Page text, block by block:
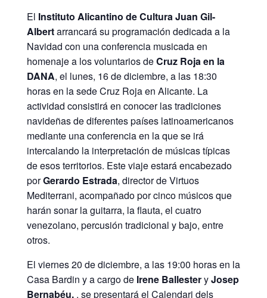
El Instituto Alicantino de Cultura Juan Gil-
Albertarrancará su programación dedicada a la
Navidad con una conferencia musicada en
homenaje a los voluntarios deCruz Roja en la
DANA, el lunes, 16 de diciembre, a las 18:30
horas en la sede Cruz Roja en Alicante. La
actividad consistirá en conocer las tradiciones
navideñas de diferentes países latinoamericanos
mediante una conferencia en la que se irá
intercalando la interpretación de músicas típicas
de esos territorios. Este viaje estará encabezado
porGerardo Estrada, director de Virtuos
Mediterrani, acompañado por cinco músicos que
harán sonar la guitarra, la flauta, el cuatro
venezolano, percusión tradicional y bajo, entre
otros.
El viernes 20 de diciembre, a las 19:00 horas en la
Casa Bardin y a cargo de Irene BallesteryJosep
Bernabéu, , se presentará el Calendari dels